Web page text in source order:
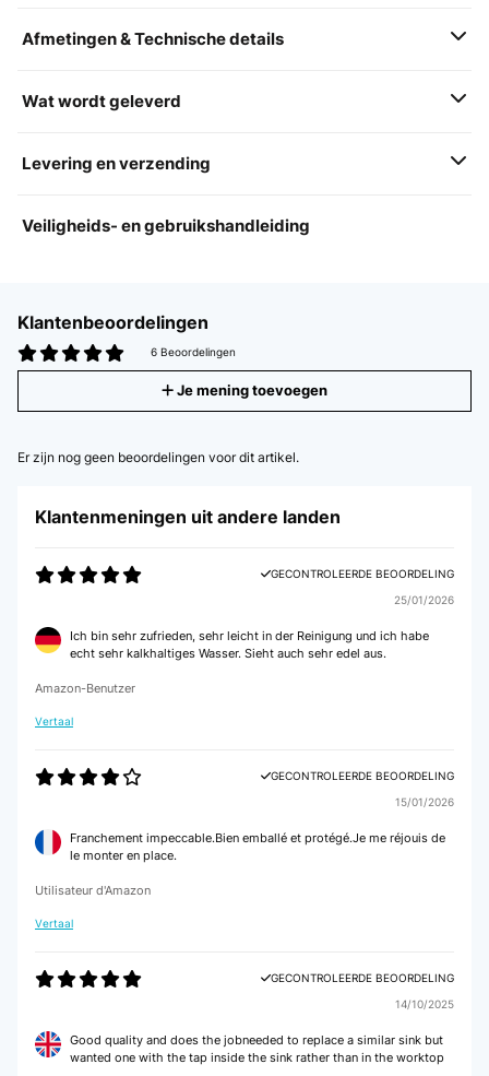
Afmetingen & Technische details
Wat wordt geleverd
Levering en verzending
Veiligheids- en gebruikshandleiding
Klantenbeoordelingen
6 Beoordelingen
Je mening toevoegen
Er zijn nog geen beoordelingen voor dit artikel.
Klantenmeningen uit andere landen
GECONTROLEERDE BEOORDELING
25/01/2026
Ich bin sehr zufrieden, sehr leicht in der Reinigung und ich habe
echt sehr kalkhaltiges Wasser. Sieht auch sehr edel aus.
Amazon-Benutzer
Vertaal
GECONTROLEERDE BEOORDELING
15/01/2026
Franchement impeccable.Bien emballé et protégé.Je me réjouis de
le monter en place.
Utilisateur d'Amazon
Vertaal
GECONTROLEERDE BEOORDELING
14/10/2025
Good quality and does the jobneeded to replace a similar sink but
wanted one with the tap inside the sink rather than in the worktop